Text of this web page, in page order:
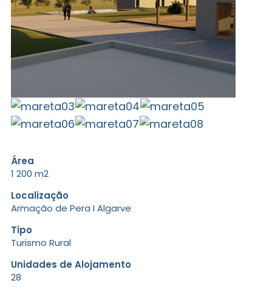
Área
1 200 m2
Localização
Armação de Pera I Algarve
Tipo
Turismo Rural
Unidades de Alojamento
28